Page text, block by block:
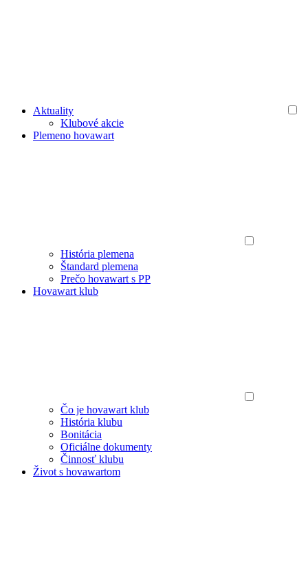
Aktuality
Klubové akcie
Plemeno hovawart
História plemena
Štandard plemena
Prečo hovawart s PP
Hovawart klub
Čo je hovawart klub
História klubu
Bonitácia
Oficiálne dokumenty
Činnosť klubu
Život s hovawartom